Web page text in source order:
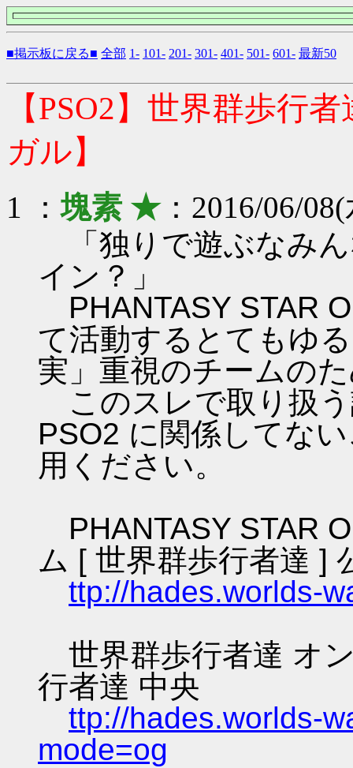
■掲示板に戻る■ 全部 1- 101- 201- 301- 401- 501- 601- 最新50
【PSO2】世界群歩行
ガル】
1 ：塊素 ★：2016/06/
「独りで遊ぶなみ
イン？」
PHANTASY STAR
て活動するとてもゆ
実」重視のチームの
このスレで取り扱
PSO2 に関係してな
用ください。
PHANTASY STAR
ム [ 世界群歩行者達 ]
ttp://hades.worlds-
世界群歩行者達 オ
行者達 中央
ttp://hades.worlds-
mode=og